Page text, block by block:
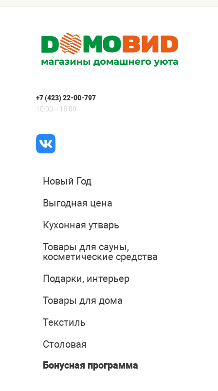
+7 (423) 22-00-797
10:00 – 18:00
Новый Год
Выгодная цена
Кухонная утварь
Товары для сауны,
косметические средства
Подарки, интерьер
Товары для дома
Текстиль
Столовая
Бонусная программа